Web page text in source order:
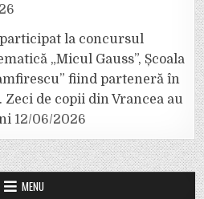
la concursul
„Micul Gauss”, Școala
fiind parteneră în
de copii din Vrancea au
12/06/2026
MENU